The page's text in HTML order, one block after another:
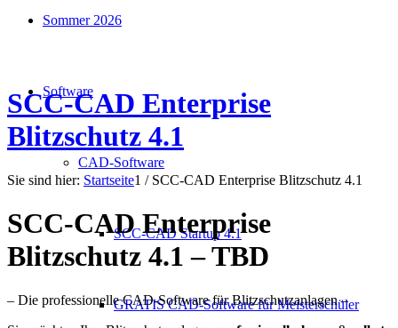
Sommer 2026
Software
CAD-Software
SCC-CAD Startup 4.1
GRATIS CAD-Software für Meisterschüler
SCC-CAD Enterprise
Blitzschutz 4.1
Sie sind hier: Startseite1 / SCC-CAD Enterprise Blitzschutz 4.1
SCC-CAD Enterprise
Blitzschutz 4.1 – TBD
– Die professionelle CAD-Software für Blitzschutzanlagen –